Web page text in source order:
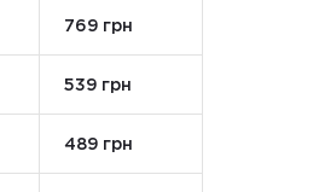
769 грн
539 грн
489 грн